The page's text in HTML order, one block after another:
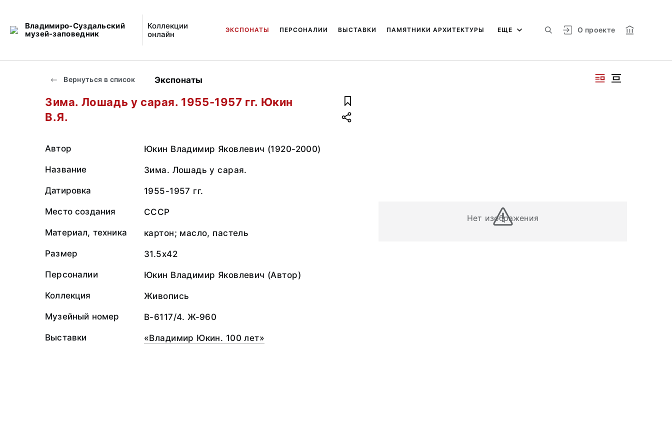
Владимиро-Суздальский
музей-заповедник
Коллекции
онлайн
О проекте
ЭКСПОНАТЫ ПЕРСОНАЛИИ ВЫСТАВКИ ПАМЯТНИКИ АРХИТЕКТУРЫ ЕЩЕ
Вернуться в список Экспонаты
Нет изображения
Зима. Лошадь у сарая. 1955-1957 гг. Юкин
В.Я.
Автор Юкин Владимир Яковлевич (1920-2000)
Название Зима. Лошадь у сарая.
Датировка 1955-1957 гг.
Место создания СССР
Материал, техника картон; масло, пастель
Размер 31.5x42
Персоналии Юкин Владимир Яковлевич (Автор)
Коллекция Живопись
Музейный номер В-6117/4. Ж-960
Выставки «Владимир Юкин. 100 лет»